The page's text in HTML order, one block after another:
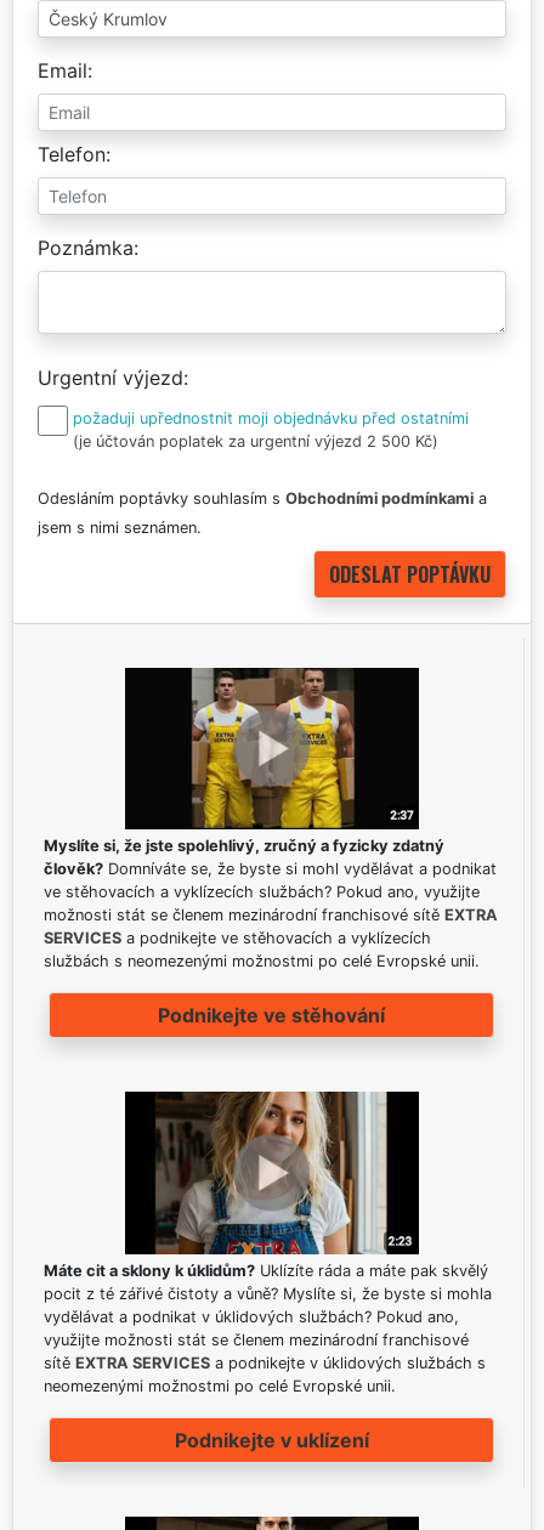
Email
Telefon
Poznámka
Urgentní výjezd
požaduji upřednostnit moji objednávku před ostatními
(je účtován poplatek za urgentní výjezd 2 500 Kč)
Odesláním poptávky souhlasím s Obchodními podmínkami a
jsem s nimi seznámen.
Myslíte si, že jste spolehlivý, zručný a fyzicky zdatný
člověk? Domníváte se, že byste si mohl vydělávat a podnikat
ve stěhovacích a vyklízecích službách? Pokud ano, využijte
možnosti stát se členem mezinárodní franchisové sítě EXTRA
SERVICES a podnikejte ve stěhovacích a vyklízecích
službách s neomezenými možnostmi po celé Evropské unii.
Podnikejte ve stěhování
Máte cit a sklony k úklidům? Uklízíte ráda a máte pak skvělý
pocit z té zářivé čistoty a vůně? Myslíte si, že byste si mohla
vydělávat a podnikat v úklidových službách? Pokud ano,
využijte možnosti stát se členem mezinárodní franchisové
sítě EXTRA SERVICES a podnikejte v úklidových službách s
neomezenými možnostmi po celé Evropské unii.
Podnikejte v uklízení